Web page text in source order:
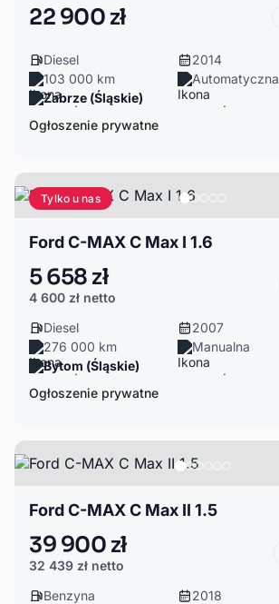
22 900 zł
Diesel
2014
103 000 km
Automatyczna
Zabrze (Śląskie)
Ogłoszenie prywatne
Tylko u nas
Ford C-MAX C Max I 1.6
5 658 zł
4 600 zł netto
Diesel
2007
276 000 km
Manualna
Bytom (Śląskie)
Ogłoszenie prywatne
Ford C-MAX C Max II 1.5
39 900 zł
32 439 zł netto
Benzyna
2018